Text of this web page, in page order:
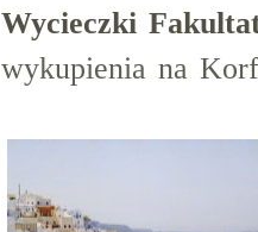
Wycieczki
wykupienia na